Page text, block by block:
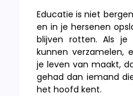
Educatie is niet
en in je hersenen
blijven rotten. Als
kunnen verzamelen,
je leven van maakt,
gehad dan iemand
het hoofd kent.